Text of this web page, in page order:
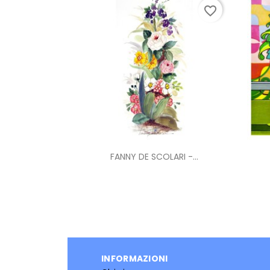
Anteprima
FANNY DE SCOLARI -...
favorite_border
INFORMAZIONI